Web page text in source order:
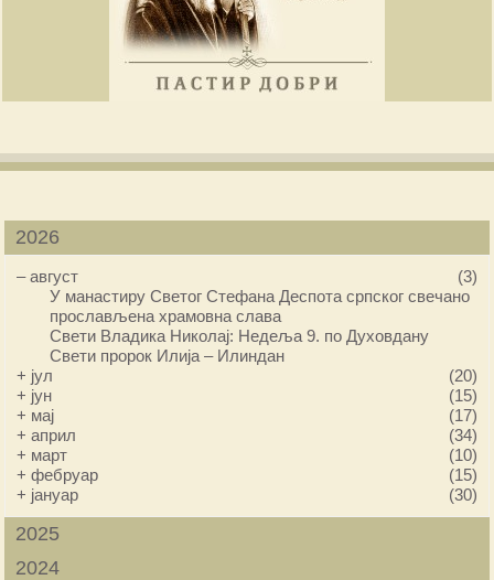
2026
–август
(3)
У манастиру Светог Стефана Деспота српског свечано
прослављена храмовна слава
Свети Владика Николај: Недеља 9. по Духовдану
Свети пророк Илија – Илиндан
+ јул
(20)
+ јун
(15)
+ мај
(17)
+април
(34)
+ март
(10)
+фебруар
(15)
+ јануар (30)
2025
2024